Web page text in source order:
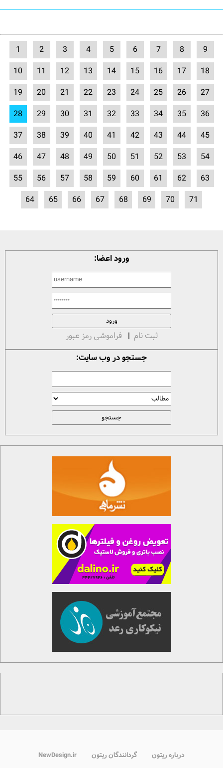
1 2 3 4 5 6 7 8
9
10
11 12 13 14 15 16 17
18
19
20 21 22 23 24 25 26
27
28
29 30 31 32 33 34 35
36
37
38 39 40 41 42 43 44
45
46
47 48 49 50 51 52 53
54
55
56 57 58 59 60 61 62
63
64
65 66 67 68 69 70 71
ورود اعضا:
ثبت نام | فراموشی رمز عبور
جستجو در وب سایت:
درباره ریتون گردانندگان ریتون NewDesign.ir